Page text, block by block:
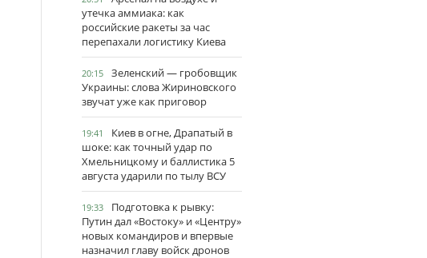
утечка аммиака: как
российские ракеты за час
перепахали логистику Киева
20:15
Зеленский — гробовщик
Украины: слова Жириновского
звучат уже как приговор
19:41
Киев в огне, Драпатый в
шоке: как точный удар по
Хмельницкому и баллистика 5
августа ударили по тылу ВСУ
19:33
Подготовка к рывку:
Путин дал «Востоку» и «Центру»
новых командиров и впервые
назначил главу войск дронов